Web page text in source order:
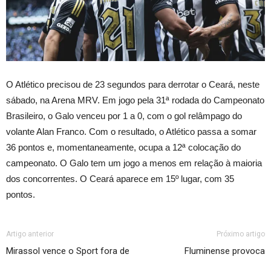
O Atlético precisou de 23 segundos para derrotar o Ceará, neste
sábado, na Arena MRV. Em jogo pela 31ª rodada do Campeonato
Brasileiro, o Galo venceu por 1 a 0, com o gol relâmpago do
volante Alan Franco. Com o resultado, o Atlético passa a somar
36 pontos e, momentaneamente, ocupa a 12ª colocação do
campeonato. O Galo tem um jogo a menos em relação à maioria
dos concorrentes. O Ceará aparece em 15º lugar, com 35
pontos.
Artigo anterior
Mirassol vence o Sport fora de
Próximo artigo
Fluminense provoca